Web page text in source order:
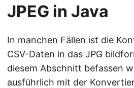
JPEG in Java
In manchen Fällen ist die
CSV-Daten in das JPG
diesem Abschnitt befassen
ausführlich mit der